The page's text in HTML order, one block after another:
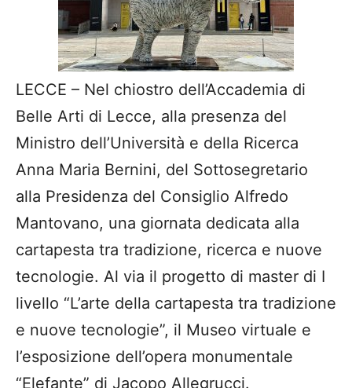
LECCE – Nel chiostro dell’Accademia di
Belle Arti di Lecce, alla presenza del
Ministro dell’Università e della Ricerca
Anna Maria Bernini, del Sottosegretario
alla Presidenza del Consiglio Alfredo
Mantovano, una giornata dedicata alla
cartapesta tra tradizione, ricerca e nuove
tecnologie. Al via il progetto di master di I
livello “L’arte della cartapesta tra tradizione
e nuove tecnologie”, il Museo virtuale e
l’esposizione dell’opera monumentale
“Elefante” di Jacopo Allegrucci.